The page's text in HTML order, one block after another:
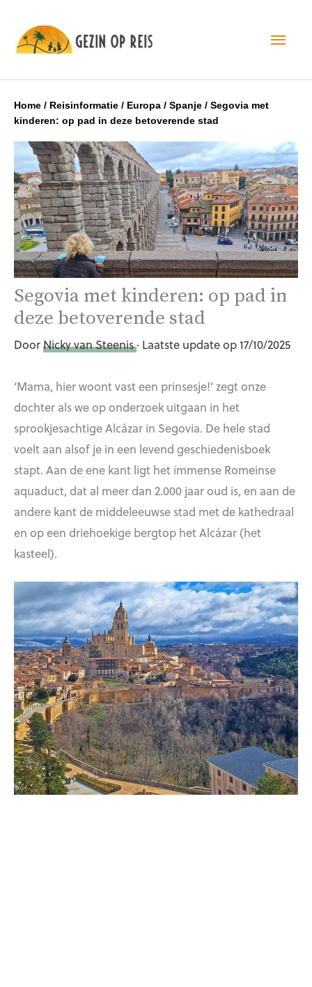
Home / Reisinformatie / Europa / Spanje / Segovia met
kinderen: op pad in deze betoverende stad
Segovia met kinderen: op pad in
deze betoverende stad
DoorNicky van Steenis· Laatste update op 17/10/2025
‘Mama, hier woont vast een prinsesje!’ zegt onze
dochter als we op onderzoek uitgaan in het
sprookjesachtige Alcázar in Segovia. De hele stad
voelt aan alsof je in een levend geschiedenisboek
stapt. Aan de ene kant ligt het immense Romeinse
aquaduct, dat al meer dan 2.000 jaar oud is, en aan de
andere kant de middeleeuwse stad met de kathedraal
en op een driehoekige bergtop het Alcázar (het
kasteel).